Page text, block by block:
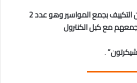
ثم بعد ذلك يقوم مهندسين التكييف بجمع المواسير وهو عدد 2
مع كبل الكنترول
.